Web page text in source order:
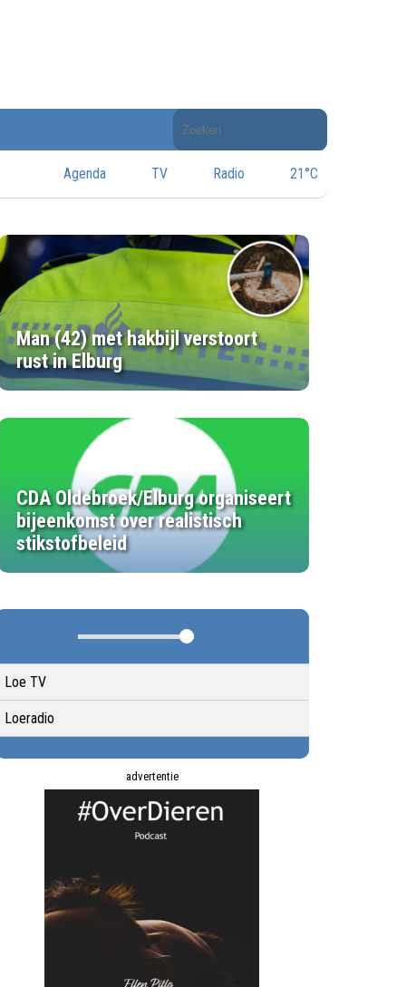
Doorzoek
de
website
Agenda TV Radio 21°C
Man (42) met hakbijl verstoort
rust in Elburg
CDA Oldebroek/Elburg organiseert
bijeenkomst over realistisch
stikstofbeleid
Loe TV
Loeradio
advertentie